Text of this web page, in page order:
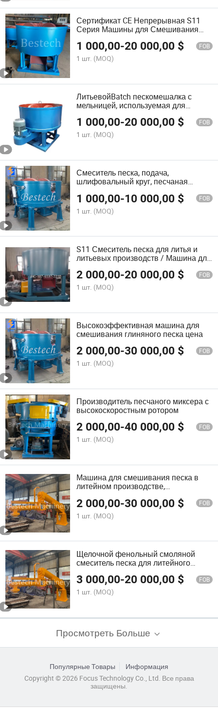
Сертификат CE Непрерывная S11
Серия Машины для Смешивания
Песка Глиняный Смеситель Из Китая
1 000,00-20 000,00 $ FOB
1 шт. (MOQ)
ЛитьевойBatch пескомешалка с
мельницей, используемая для
установки рекультивации зеленого
глиняного песка
1 000,00-20 000,00 $ FOB
1 шт. (MOQ)
Смеситель песка, подача,
шлифовальный круг, песчаная
для смешивания песка
1 000,00-10 000,00 $ FOB
1 шт. (MOQ)
S11 Смеситель песка для литья и
литьевых производств / Машина для
смешивания зелёного песка для
литья
2 000,00-20 000,00 $ FOB
1 шт. (MOQ)
Высокоэффективная машина для
смешивания глиняного песка цена
2 000,00-30 000,00 $ FOB
1 шт. (MOQ)
Производитель песчаного миксера с
высокоскоростным ротором
2 000,00-40 000,00 $ FOB
1 шт. (MOQ)
Машина для смешивания песка в
литейном производстве,
для песка
2 000,00-30 000,00 $ FOB
1 шт. (MOQ)
Щелочной фенольный смоляной
смеситель песка для литейного
3 000,00-20 000,00 $ FOB
1 шт. (MOQ)
Просмотреть Больше
Популярные Товары
Информация
Copyright © 2026 Focus Technology Co., Ltd. Все права
защищены.